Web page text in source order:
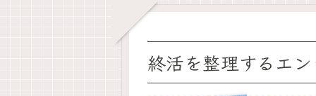
終活を整理するエ